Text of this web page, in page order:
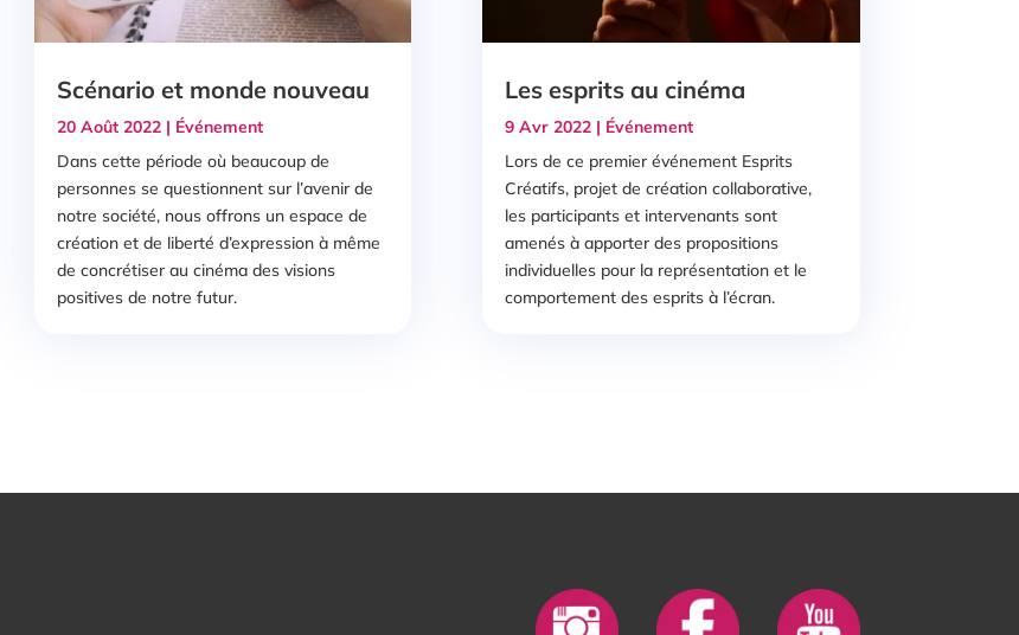
Scénario et monde nouveau
20 Août 2022| Événement
Dans cette période où beaucoup de
personnes se questionnent sur l’avenir de
notre société, nous offrons un espace de
création et de liberté d’expression à même
de concrétiser au cinéma des visions
positives de notre futur.
Les esprits au cinéma
9 Avr 2022| Événement
Lors de ce premier événement Esprits
Créatifs, projet de création collaborative,
les participants et intervenants sont
amenés à apporter des propositions
individuelles pour la représentation et le
comportement des esprits à l’écran.